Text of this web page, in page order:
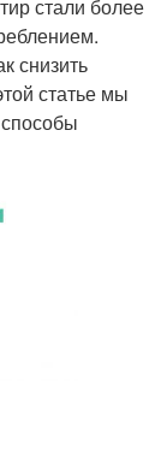
стали более
снизить
статье мы